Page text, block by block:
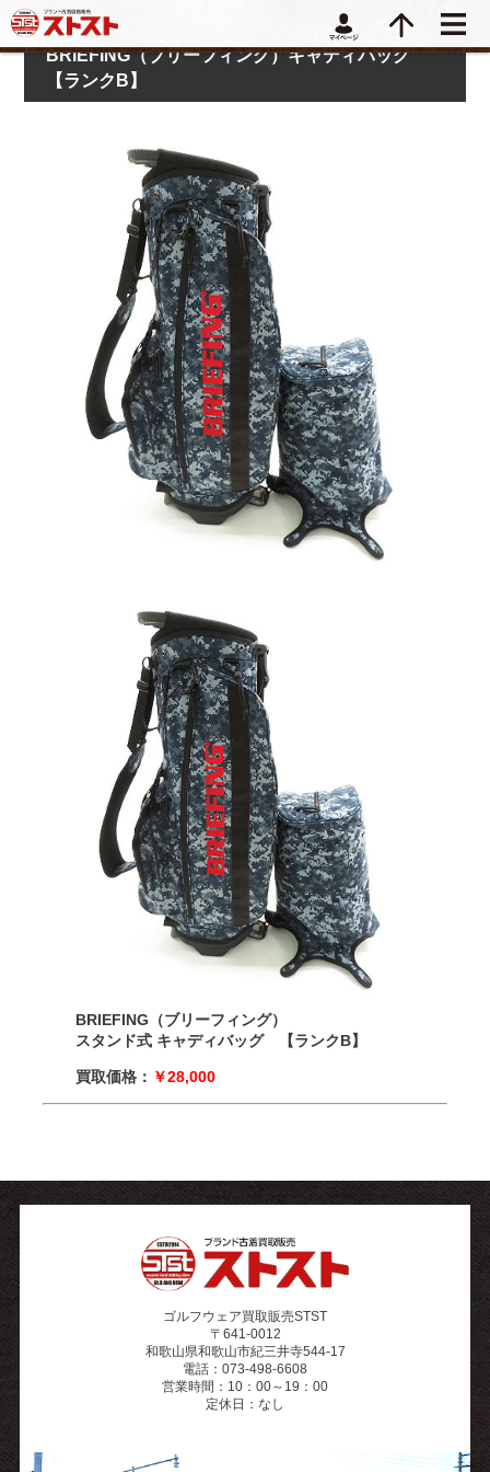
BRIEFING（ブリーフィング）キャディバッグ
【ランクB】
BRIEFING（ブリーフィング）
スタンド式 キャディバッグ 【ランクB】
買取価格： ￥28,000
ゴルフウェア買取販売STST
〒641-0012
和歌山県和歌山市紀三井寺544-17
電話：073-498-6608
営業時間：10：00～19：00
定休日：なし